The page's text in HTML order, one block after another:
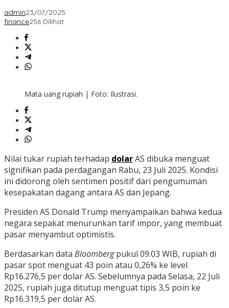
admin23/07/2025
finance256 Dilihat
Mata uang rupiah | Foto: Ilustrasi.
Nilai tukar rupiah terhadap dolarAS dibuka menguat
signifikan pada perdagangan Rabu, 23 Juli 2025. Kondisi
ini didorong oleh sentimen positif dari pengumuman
kesepakatan dagang antara AS dan Jepang.
Presiden AS Donald Trump menyampaikan bahwa kedua
negara sepakat menurunkan tarif impor, yang membuat
pasar menyambut optimistis.
Berdasarkan data Bloombergpukul 09.03 WIB, rupiah di
pasar spot menguat 43 poin atau 0,26% ke level
Rp16.276,5 per dolar AS. Sebelumnya pada Selasa, 22 Juli
2025, rupiah juga ditutup menguat tipis 3,5 poin ke
Rp16.319,5 per dolar AS.